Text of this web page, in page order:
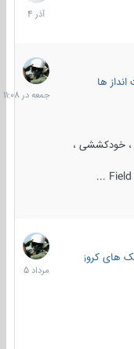
1404
ها
خودکششی ،
جمعه
در
11:08
کروز
2
مرداد
1405